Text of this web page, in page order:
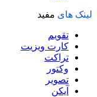
لینک های مفید
تقویم
کارت ویزیت
تراکت
وکتور
تصویر
آیکن